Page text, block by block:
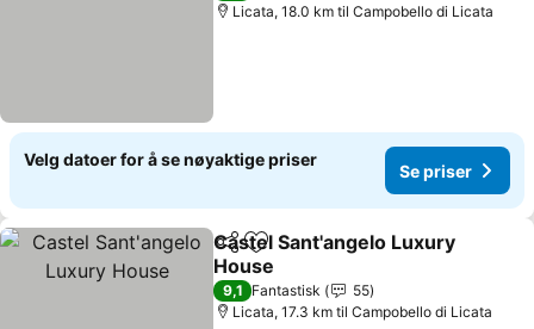
Licata, 18.0 km til Campobello di Licata
Velg datoer for å se nøyaktige priser
Se priser
Del Legg til i favoritter
Castel Sant'angelo Luxury
House
9,1 Fantastisk
55
Licata, 17.3 km til Campobello di Licata